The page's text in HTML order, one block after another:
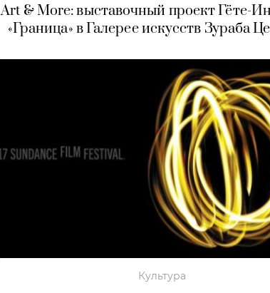
Art & More: выставочный проект Гёте-
«Граница» в Галерее искусств Зураба
Культура